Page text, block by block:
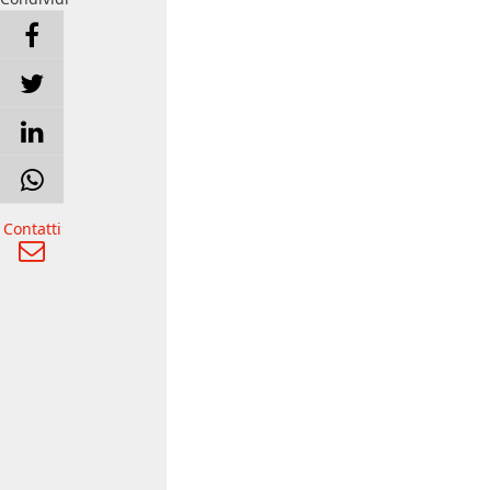
Contatti